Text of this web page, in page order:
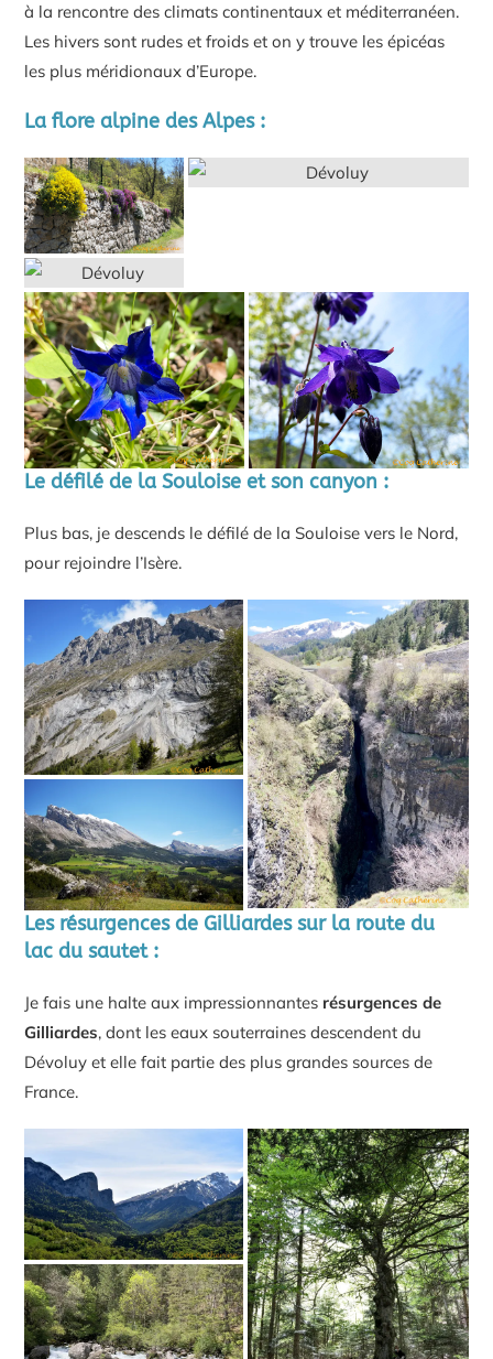
à la rencontre des climats continentaux et méditerranéen.
Les hivers sont rudes et froids et on y trouve les épicéas
les plus méridionaux d’Europe.
La flore alpine des Alpes :
Le défilé de la Souloise et son canyon :
Plus bas, je descends le défilé de la Souloise vers le Nord,
pour rejoindre l’Isère.
Les résurgences de Gilliardes sur la route du
lac du sautet :
Je fais une halte aux impressionnantes résurgences de
Gilliardes, dont les eaux souterraines descendent du
Dévoluy et elle fait partie des plus grandes sources de
France.